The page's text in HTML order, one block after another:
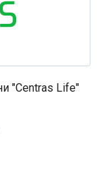
"Centras Life"